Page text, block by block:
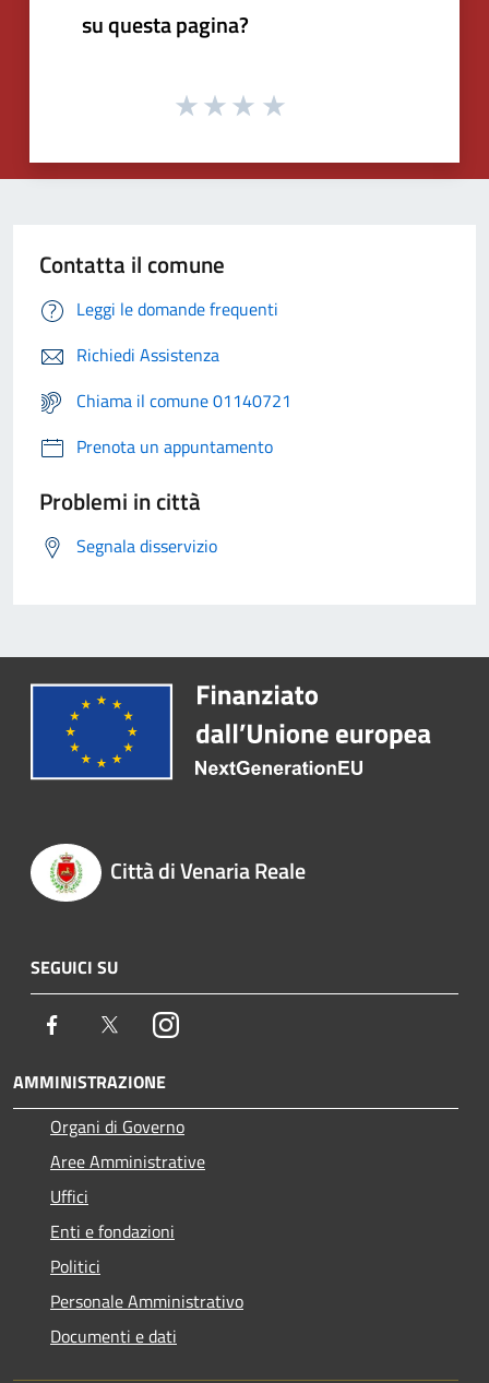
su questa pagina?
Contatta il comune
Leggi le domande frequenti
Richiedi Assistenza
Chiama il comune 01140721
Prenota un appuntamento
Problemi in città
Segnala disservizio
Città di Venaria Reale
SEGUICI SU
Facebook TwitterInstagram
AMMINISTRAZIONE
Organi di Governo
Aree Amministrative
Uffici
Enti e fondazioni
Politici
Personale Amministrativo
Documenti e dati